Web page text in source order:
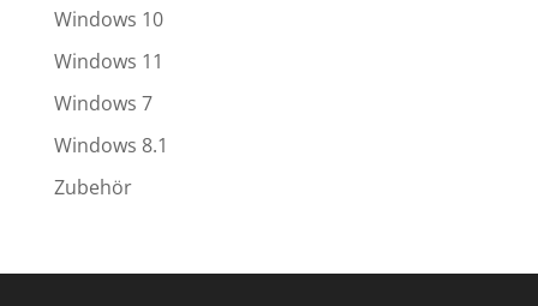
Windows 10
Windows 11
Windows 7
Windows 8.1
Zubehör